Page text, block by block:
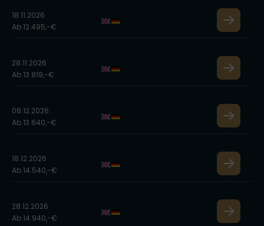
18.11.2026
Ab 12.495,-€
28.11.2026
Ab 13.819,-€
08.12.2026
Ab 13.640,-€
18.12.2026
Ab 14.540,-€
28.12.2026
Ab 14.940,-€